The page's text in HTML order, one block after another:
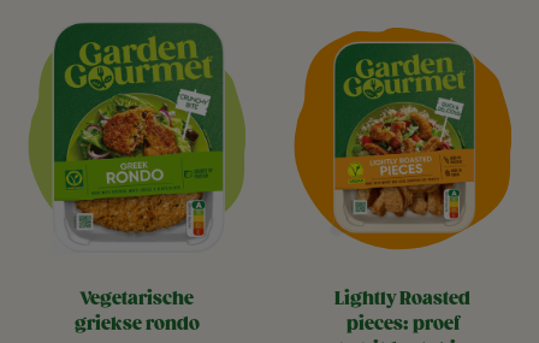
vegetarische
griekse rondo
lightly roasted
pieces: proef